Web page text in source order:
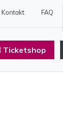
Kontakt FAQ
Ticketshop